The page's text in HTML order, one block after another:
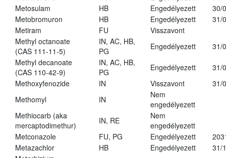
Metosulam
HB Engedélyezett
30/
Metobromuron
HB Engedélyezett
31/
Metiram
FU
Visszavont
Methyl octanoate
(CAS 111-11-5)
IN, AC, HB,
PG
Engedélyezett
31/
Methyl decanoate
(CAS 110-42-9)
IN, AC, HB,
PG
Engedélyezett
31/
Methoxyfenozide
IN Visszavont
31/
Methomyl
IN
Nem
engedélyezett
Methiocarb (aka
mercaptodimethur)
IN, RE
Nem
engedélyezett
Metconazole
FU, PG Engedélyezett
Metazachlor
HB Engedélyezett
31/